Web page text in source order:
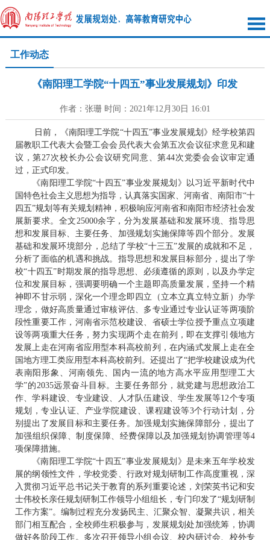
工作动态
《南阳理工学院“十四五”事业发展规划》印发
作者：张珊 时间：2021年12月30日 16:01
日前，《南阳理工学院“十四五”事业发展规划》经学校第四
届教职工代表大会暨工会会员代表大会第五次会议征求意见和建
议，第27次校长办公会议研究同意、第44次党委会会议审定通
过，正式印发。
《南阳理工学院“十四五”事业发展规划》以习近平新时代中
国特色社会主义思想为指导，认真落实国家、河南省、南阳市“十
四五”规划等有关规划精神，积极响应河南省和南阳市经济社会发
展新要求。全文25000余字，分为发展基础和发展环境、指导思
想和发展目标、主要任务、加强规划实施保障等四个部分。发展
基础和发展环境部分，总结了学校“十三五”发展的成就和不足，
分析了面临的机遇和挑战。指导思想和发展目标部分，提出了学
校“十四五”时期发展的指导思想、必须遵循的原则，以及办学定
位和发展目标，强调要明确一个主题即高质量发展，坚持一个精
神即不甘示弱，深化一个理念即四立（立本立真立特立新）办学
理念，做好高质量通过审核评估、多专业通过专业认证等两项阶
段性重要工作，河南省示范校建设、省硕士学位授予重点立项建
设等两项重大任务，努力实现两个走在前列，即在支撑引领地方
发展上走在河南省应用型本科高校前列，在内涵式发展上走在全
国地方理工类应用型本科高校前列。还提出了“把学校建设成为代
表南阳形象、河南领先、国内一流的地方高水平应用型理工大
学”的2035远景奋斗目标。主要任务部分，就党建与思想政治工
作、学科建设、专业建设、人才队伍建设、学生发展等12个专项
规划，专业认证、产业学院建设、课程建设等3个行动计划，分
别提出了发展目标和主要任务。加强规划实施保障部分，提出了
加强组织保障、制度保障、经费保障以及加强规划协调管理等4
项保障措施。
《南阳理工学院“十四五”事业发展规划》是未来五年学校发
展的纲领性文件，学校党委、行政对规划研制工作高度重视，深
入贯彻习近平总书记关于教育的系列重要论述，刘荣英书记和安
士伟校长亲任规划研制工作领导小组组长，专门印发了“规划研制
工作方案”。编制过程充分发扬民主、汇聚众智、凝聚共识，相关
部门相互配合，全校师生积极参与，发展规划处加强统筹，协调
做好各阶段工作。多次召开领导小组会议、校内研讨会、校外专